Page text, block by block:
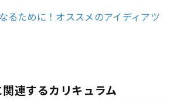
るために！オススメのアイディアツ
連するカリキュラム